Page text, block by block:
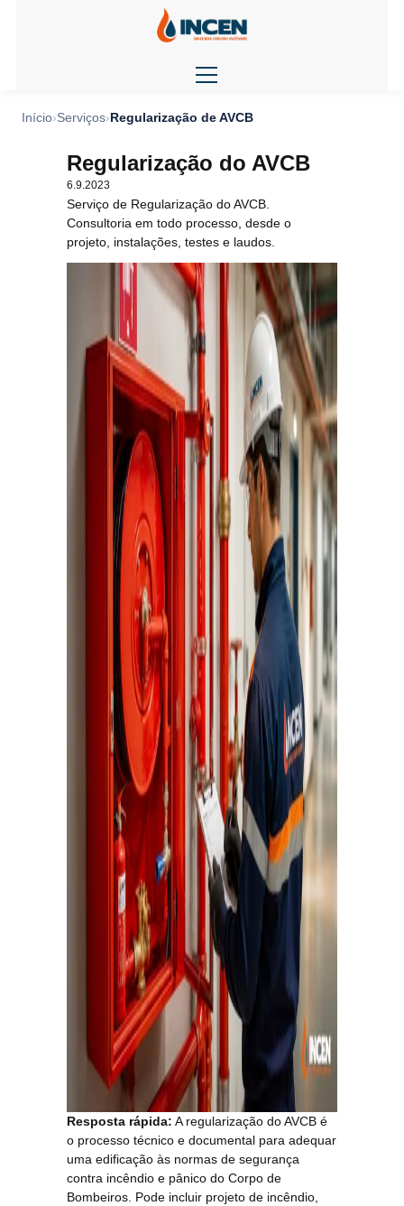
Início Serviços Regularização de AVCB
Regularização do AVCB
6.9.2023
Serviço de Regularização do AVCB.
Consultoria em todo processo, desde o
projeto, instalações, testes e laudos.
Resposta rápida: A regularização do AVCB é
o processo técnico e documental para adequar
uma edificação às normas de segurança
contra incêndio e pânico do Corpo de
Bombeiros. Pode incluir projeto de incêndio,